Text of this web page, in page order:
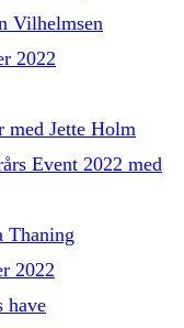
Vilhelmsen
2022
med Jette Holm
Event 2022 med
Thaning
2022
have